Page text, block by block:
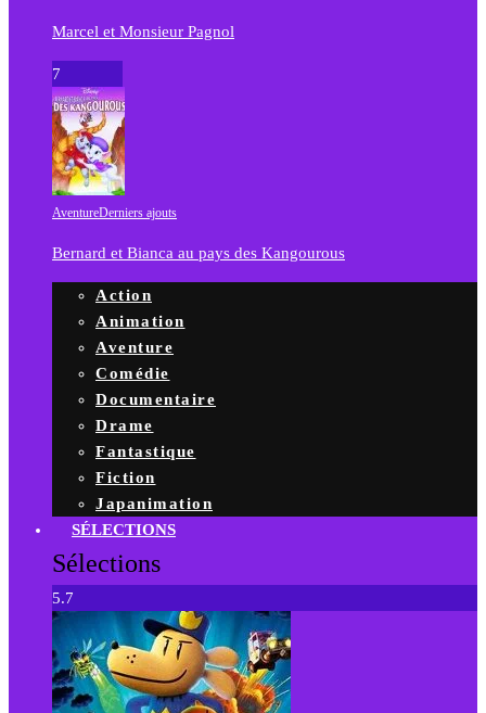
Marcel et Monsieur Pagnol
7
AventureDerniers ajouts
Bernard et Bianca au pays des Kangourous
Action
Animation
Aventure
Comédie
Documentaire
Drame
Fantastique
Fiction
Japanimation
SÉLECTIONS
Sélections
5.7